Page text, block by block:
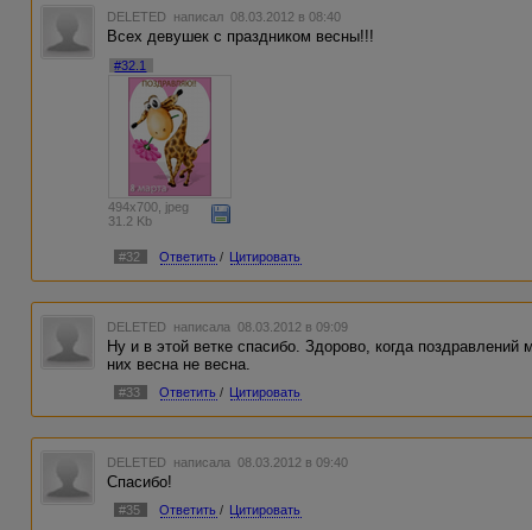
DELETED написал 08.03.2012 в 08:40
Всех девушек с праздником весны!!!
#32.1
494x700, jpeg
31.2 Kb
#32 Ответить / Цитировать
DELETED написала 08.03.2012 в 09:09
Ну и в этой ветке спасибо. Здорово, когда
них весна не весна.
#33 Ответить / Цитировать
DELETED написала 08.03.2012 в 09:40
Спасибо!
#35 Ответить / Цитировать